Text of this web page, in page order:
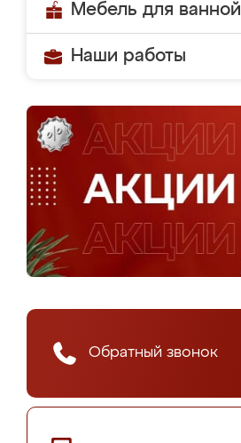
Мебель для ванной
Наши работы
Обратный звонок